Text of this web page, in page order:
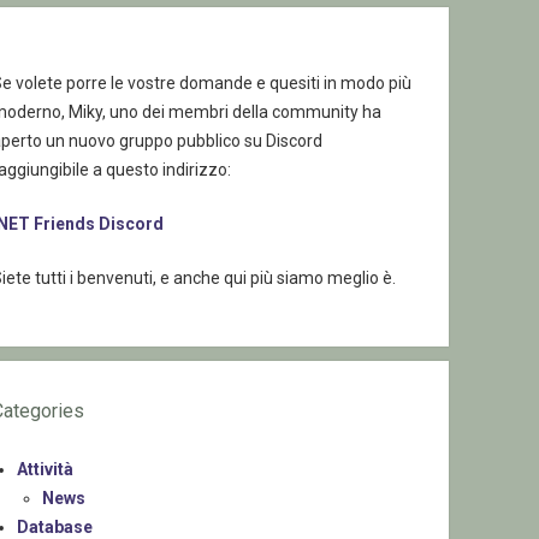
volete porre le vostre domande e quesiti in modo più
Miky, uno dei membri della community ha
un nuovo gruppo pubblico su Discord
a questo indirizzo:
Friends Discord
tutti i benvenuti, e anche qui più siamo meglio è.
Attività
News
Database